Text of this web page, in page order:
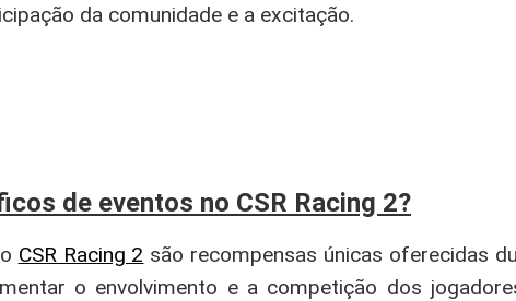
da comunidade e a excitação.
de eventos no CSR Racing 2?
CSR Racing 2 são recompensas únicas oferecidas
o envolvimento e a competição dos